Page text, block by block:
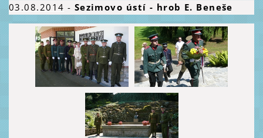
03.08. 2014 - Sezimovo ústí - hrob E. Beneše